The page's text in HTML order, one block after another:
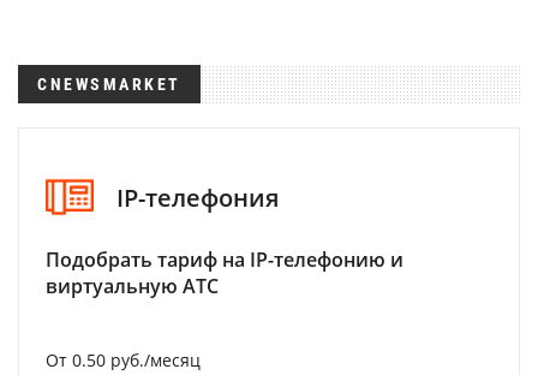
CNEWSMARKET
IP-телефония
Подобрать тариф на IP-телефонию и
виртуальную АТС
От 0.50 руб./месяц